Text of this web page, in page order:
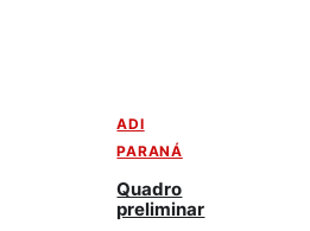
ADI
PARANÁ
Quadro
preliminar